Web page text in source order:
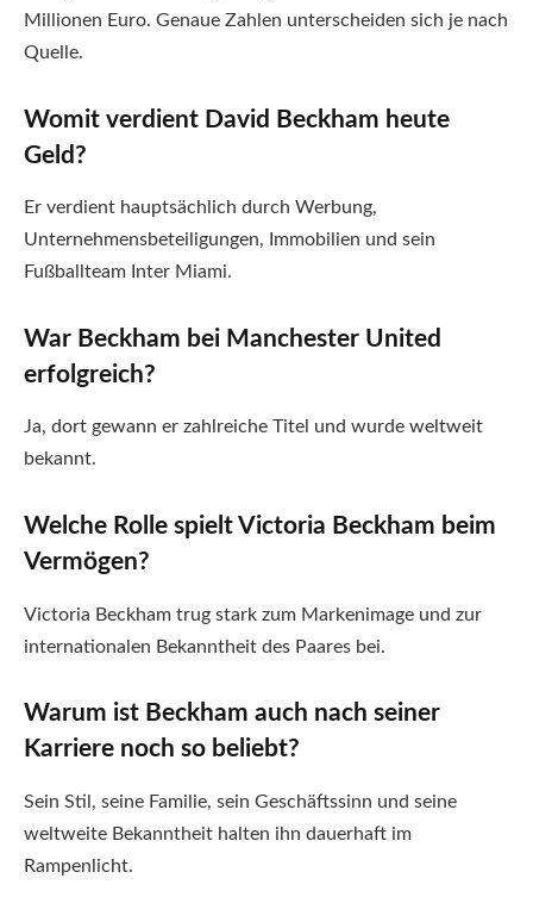
Millionen Euro. Genaue Zahlen unterscheiden sich je nach
Quelle.
Womit verdient David Beckham heute
Geld?
Er verdient hauptsächlich durch Werbung,
Unternehmensbeteiligungen, Immobilien und sein
Fußballteam Inter Miami.
War Beckham bei Manchester United
erfolgreich?
Ja, dort gewann er zahlreiche Titel und wurde weltweit
bekannt.
Welche Rolle spielt Victoria Beckham beim
Vermögen?
Victoria Beckham trug stark zum Markenimage und zur
internationalen Bekanntheit des Paares bei.
Warum ist Beckham auch nach seiner
Karriere noch so beliebt?
Sein Stil, seine Familie, sein Geschäftssinn und seine
weltweite Bekanntheit halten ihn dauerhaft im
Rampenlicht.